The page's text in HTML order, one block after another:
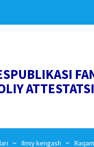
Ilmiy kengash